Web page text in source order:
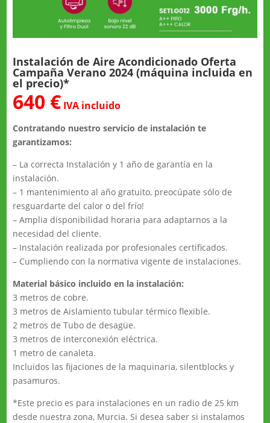
Instalación de Aire Acondicionado Oferta
Campaña Verano 2024 (máquina incluida en
el precio)*
640 € IVA incluido
Contratando nuestro servicio de instalación te
garantizamos:
– La correcta Instalación y 1 año de garantía en la
instalación.
– 1 mantenimiento al año gratuito, preocúpate sólo de
resguardarte del calor o del frío!
– Amplia disponibilidad horaria para adaptarnos a la
necesidad del cliente.
– Instalación realizada por profesionales certificados.
– Cumpliendo con la normativa vigente de instalaciones.
Material básico incluido en la instalación:
3 metros de cobre.
3 metros de Aislamiento tubular térmico flexible.
2 metros de Tubo de desagüe.
3 metros de interconexión eléctrica.
1 metro de canaleta.
Incluidos las fijaciones de la maquinaria, silentblocks y
pasamuros.
*Este precio es para instalaciones en un radio de 25 km
desde nuestra zona, Murcia. Si desea saber si instalamos